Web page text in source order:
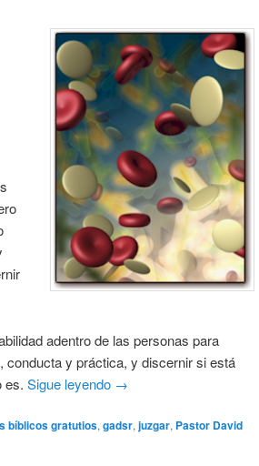
adentro de las personas para
y práctica, y discernir si está
es. Sigue leyendo →
bíblicos gratutios, gadsr, juzgar, Pastor David